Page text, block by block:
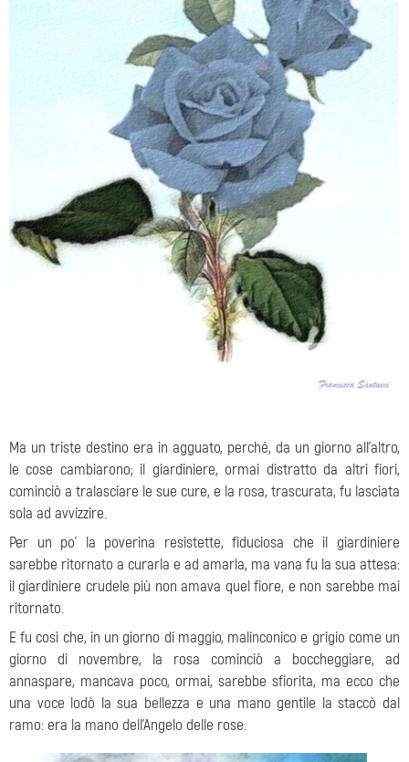
Ma un triste destino era in agguato, perché, da un giorno all'altro,
le cose cambiarono; il giardiniere, ormai distratto da altri fiori,
cominciò a tralasciare le sue cure, e la rosa, trascurata, fu lasciata
sola ad avvizzire.
Per un po' la poverina resistette, fiduciosa che il giardiniere
sarebbe ritornato a curarla e ad amarla, ma vana fu la sua attesa:
il giardiniere crudele più non amava quel fiore, e non sarebbe mai
ritornato.
E fu così che, in un giorno di maggio, malinconico e grigio come un
giorno di novembre, la rosa cominciò a boccheggiare, ad
annaspare, mancava poco, ormai, sarebbe sfiorita, ma ecco che
una voce lodò la sua bellezza e una mano gentile la staccò dal
ramo: era la mano dell’Angelo delle rose.